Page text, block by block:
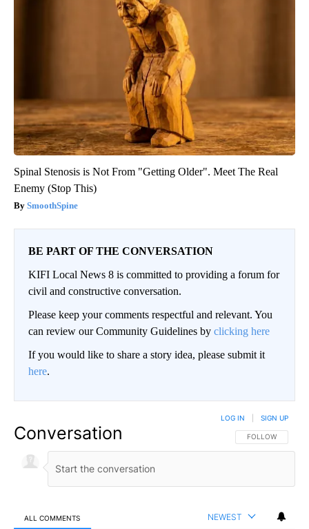
Spinal Stenosis is Not From "Getting Older". Meet The Real
Enemy (Stop This)
SmoothSpine
BE PART OF THE CONVERSATION
KIFI Local News 8 is committed to providing a forum for
civil and constructive conversation.
Please keep your comments respectful and relevant. You
can review our Community Guidelines by clicking here
If you would like to share a story idea, please submit it
here.
Conversation FOLLOW THIS
FOLLOW
LOG IN SIGN UP
ALL COMMENTS NEWEST